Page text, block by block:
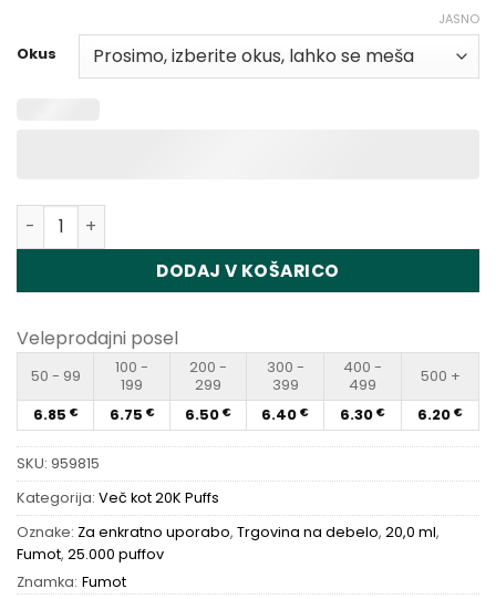
Okus
JASNO
Količina Fumot Tornado 25000 Puffs Disposable Vape
DODAJ V KOŠARICO
Veleprodajni posel
50 - 99
100 -
199
200 -
299
300 -
399
400 -
499
500 +
6.85 € 6.75 € 6.50 € 6.40 € 6.30 € 6.20 €
SKU: 959815
Kategorija: Več kot 20K Puffs
Oznake: Za enkratno uporabo, Trgovina na debelo, 20,0 ml,
Fumot, 25.000 puffov
Znamka: Fumot